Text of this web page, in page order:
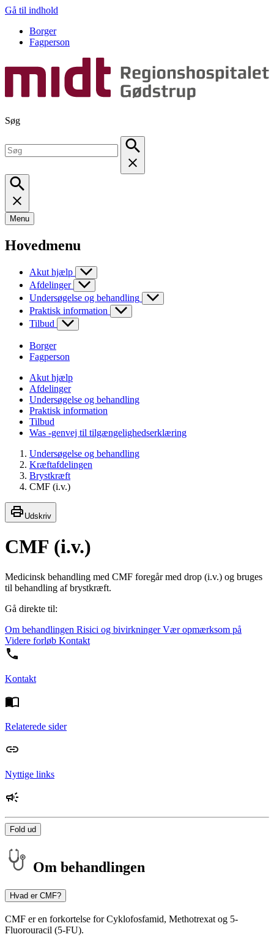
Gå til indhold
Borger
Fagperson
Søg
Menu
Hovedmenu
Akut hjælp
Afdelinger
Undersøgelse og behandling
Praktisk information
Tilbud
Borger
Fagperson
Akut hjælp
Afdelinger
Undersøgelse og behandling
Praktisk information
Tilbud
Was -genvej til tilgængelighedserklæring
Undersøgelse og behandling
Kræftafdelingen
Brystkræft
CMF (i.v.)
Udskriv
CMF (i.v.)
Medicinsk behandling med CMF foregår med drop (i.v.) og bruges
til behandling af brystkræft.
Gå direkte til:
Om behandlingen Risici og bivirkningerVær opmærksom på
Videre forløb Kontakt
Kontakt
Relaterede sider
Nyttige links
Fold ud
Om behandlingen
Hvad er CMF?
CMF er en forkortelse for Cyklofosfamid, Methotrexat og 5-
Fluorouracil (5-FU).